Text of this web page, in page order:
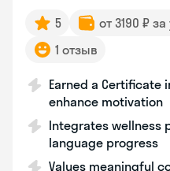
5 от 3190 ₽
1 отзыв
Earned a Certificate
enhance motivation
Integrates wellness
language progress
Values meaningful